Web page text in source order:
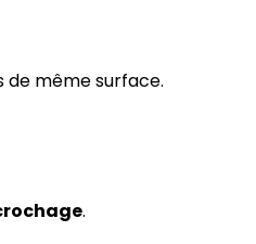
de même surface.
.